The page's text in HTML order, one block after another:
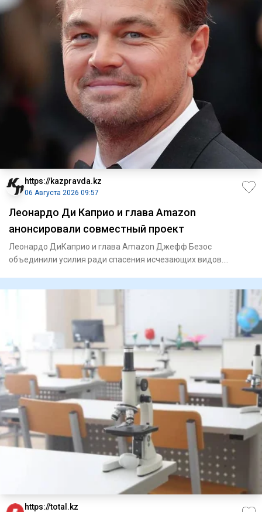
https://kazpravda.kz
06 Августа 2026 09:57
Леонардо Ди Каприо и глава Amazon
анонсировали совместный проект
Леонардо ДиКаприо и глава Amazon Джефф Безос
объединили усилия ради спасения исчезающих видов.
https://total.kz